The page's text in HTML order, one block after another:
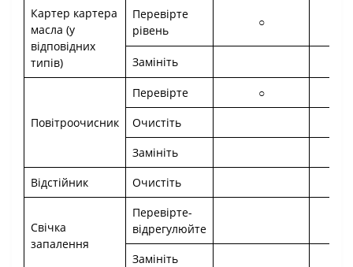
Картер картера
масла (у
відповідних
типів)
Перевірте
рівень
○
Замініть
Повітроочисник
Перевірте
○
Очистіть
Замініть
Відстійник
Очистіть
Свічка
запалення
Перевірте-
відрегулюйте
Замініть